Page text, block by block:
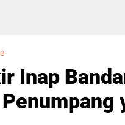
Inap
Penumpang